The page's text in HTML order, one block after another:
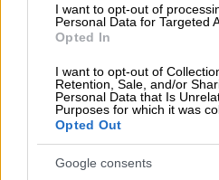
I want to opt-out of
Personal Data for Targeted
Opted In
I want to opt-out of
Retention, Sale, and/or
Personal Data that Is
Purposes for which it was
Opted Out
Google consents
Η ομάδα του Μαρτίνεθ
Πορτογάλο εξτρέμ και
κάτοικο Πειραιά.Ο
εκμεταλλεύτηκε το
στους Σαουδάραβες και
δανεικός για έναν
οψιόν αγοράς για το